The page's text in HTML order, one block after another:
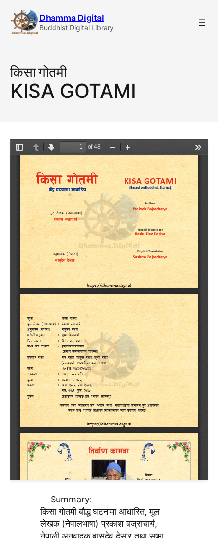
content
Dhamma Digital
Buddhist Digital Library
किसा गोतमी
KISA GOTAMI
Summary:
किसा गोतमी बौद्ध घटनामा आधारित, मूल
लेखक (नेपालभाषा) प्रकाश बज्राचार्य,